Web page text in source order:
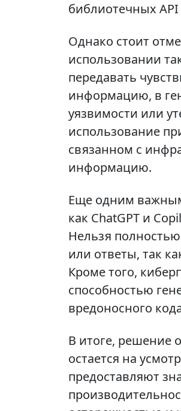
библиотечных
Однако стоит
использовании
передавать
информацию, в
уязвимости или
использование
связанном с
информацию.
Еще одним
как ChatGPT и
Нельзя
или ответы, так
Кроме того,
способностью
вредоносного
В итоге, решение
остается на
предоставляют